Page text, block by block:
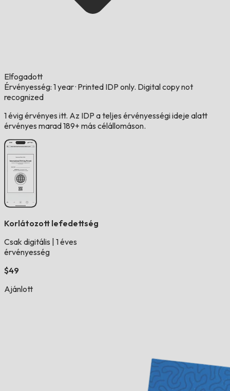
Elfogadott
Érvényesség: 1 year· Printed IDP only. Digital copy not
recognized
1 évig érvényes itt. Az IDP a teljes érvényességi ideje alatt
érvényes marad 189+ más célállomáson.
Korlátozott lefedettség
Csak digitális 1 éves
érvényesség
$49
Ajánlott